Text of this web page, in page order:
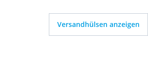
Versandhülsen anzeigen